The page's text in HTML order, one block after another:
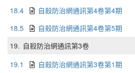
18.4
自殺防治網通訊第4卷第4期
18.5
自殺防治網通訊第4卷第5期
19. 自殺防治網通訊第3卷
19.1
自殺防治網通訊第3卷第1期